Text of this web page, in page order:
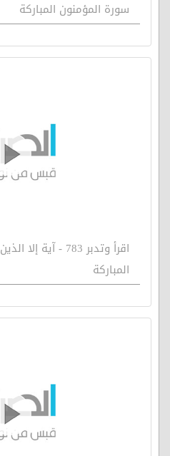
سورة المؤمنون المباركة
اقرأ وتدبر 783 -
المباركة